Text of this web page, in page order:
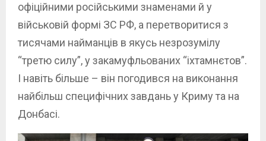
офіційними російськими знаменами й у
військовій формі ЗС РФ, а перетворитися з
тисячами найманців в якусь незрозумілу
“третю силу”, у закамуфльованих “іхтамнєтов”.
І навіть більше – він погодився на виконання
найбільш специфічних завдань у Криму та на
Донбасі.